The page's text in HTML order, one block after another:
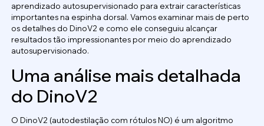
aprendizado autosupervisionado para extrair características
importantes na espinha dorsal. Vamos examinar mais de perto
os detalhes do DinoV2 e como ele conseguiu alcançar
resultados tão impressionantes por meio do aprendizado
autosupervisionado.
Uma análise mais detalhada
do DinoV2
O DinoV2 (autodestilação com rótulos NO) é um algoritmo